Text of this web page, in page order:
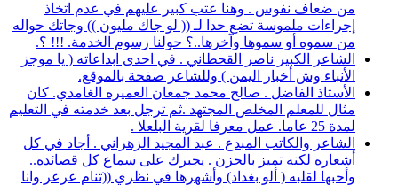
من ضعاف نفوس . وهنا عتب كبير عليهم في عدم اتخاذ
إجراءات ملموسة تضع حدا لـ (( لو جاك مليون )) وجاتك حواله
من سموه أو سموها وآخرها..؟ حولنا رسوم الخدمة. !!! ؟.
الشاعر الكبير ناصر القحطاني . في احدى ابداعاته ( يا موجز
الأنباء وش أخبار اليمن ) وللشاعر صفحة بالموقع.
الأستاذ الفاضل . صالح محمد جمعان العميره الغامدي. كان
مثال للمعلم المخلص المجتهد .ثم ترجل بعد خدمته في التعليم
لمدة 25 عاما. عمل معرفا لقرية البلعلا .
الشاعر والكاتب المبدع . عبد المجيد الزهراني . أجاد في كل
أشعاره لكنه تميز بالحزن . يجبرك على سماع كل قصائده..
وأحبها لقلبه ( ألو بغداد) وأشهرها في نظري ((تنام عرعر وانا